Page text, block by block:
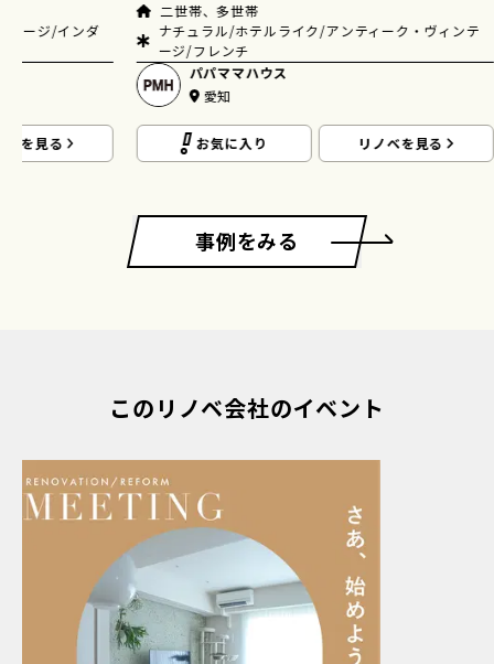
テージ/インダ
ベを見る
二世帯、多世帯
ナチュラル/ホテルライク/アンティーク・ヴィンテ
ージ/フレンチ
パパママハウス
愛知
お気に入り リノベを見る
事例をみる
このリノベ会社のイベント